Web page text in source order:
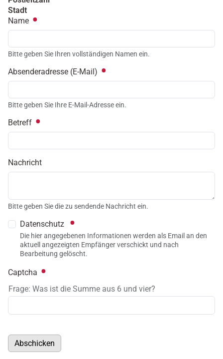
Stadt
Name
Bitte geben Sie Ihren vollständigen Namen ein.
Absenderadresse (E-Mail)
Bitte geben Sie Ihre E-Mail-Adresse ein.
Betreff
Nachricht
Bitte geben Sie die zu sendende Nachricht ein.
Datenschutz
Die hier angegebenen Informationen werden als Email an den
aktuell angezeigten Empfänger verschickt und nach
Bearbeitung gelöscht.
Captcha
Frage: Was ist die Summe aus 6 und vier?
Abschicken